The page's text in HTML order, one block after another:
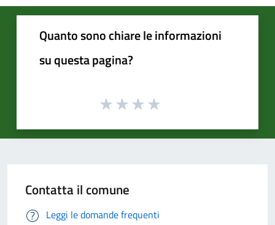
Quanto sono chiare le informazioni
su questa pagina?
Contatta il comune
Leggi le domande frequenti